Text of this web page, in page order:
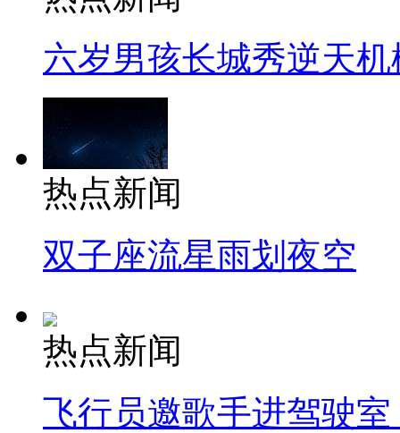
六岁男孩长城秀逆天机
热点新闻
双子座流星雨划夜空
热点新闻
飞行员邀歌手进驾驶